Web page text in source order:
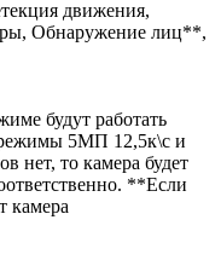
движения,
Обнаружение лиц**,
будут работать
режимы 5МП 12,5к\с и
нет, то камера будет
**Если
камера